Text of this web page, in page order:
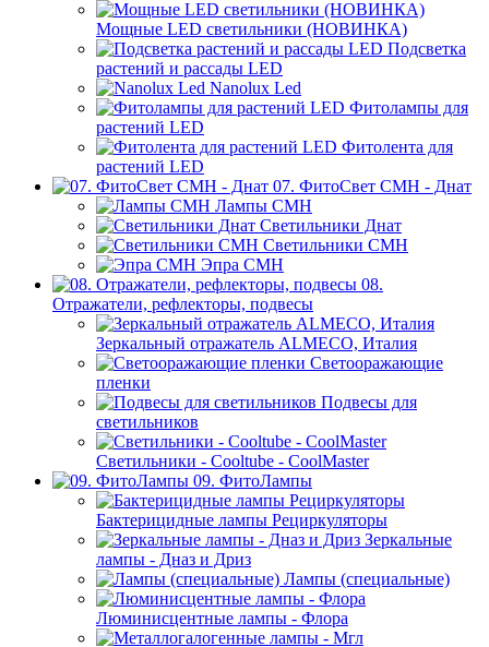
Мощные LED светильники (НОВИНКА)
Подсветка
растений и рассады LED
Nanolux Led
Фитолампы для
растений LED
Фитолента для
растений LED
07. ФитоСвет CMH - Днат
Лампы СМН
Светильники Днат
Светильники СМН
Эпра СМН
08.
Отражатели, рефлекторы, подвесы
Зеркальный отражатель ALMECO, Италия
Светооражающие
пленки
Подвесы для
светильников
Светильники - Cooltube - CoolMaster
09. ФитоЛампы
Бактерицидные лампы Рециркуляторы
Зеркальные
лампы - Дназ и Дриз
Лампы (специальные)
Люминисцентные лампы - Флора